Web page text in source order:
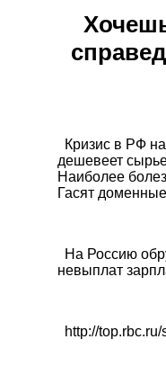
Кризис в РФ
дешевеет
Наиболее
Гасят
На Россию
невыплат
http://